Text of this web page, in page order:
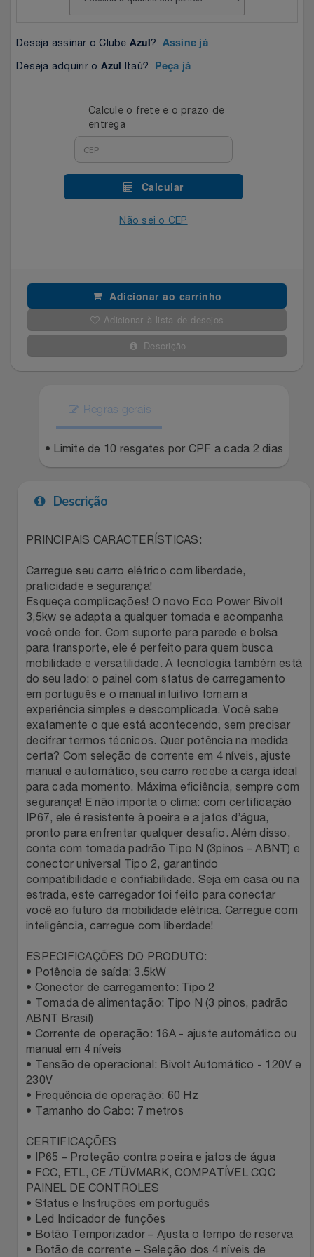
TOP STORE 8.8
Cosméticos
Eletrodomésticos
Filmes
Informática
Jogos E Consoles
Móveis
Natal
Notebooks E Tablet
Papelaria
Páscoa
Perfumaria
Perfume
Perfumes
Relógios
Saúde E Bem-Estar
Utilidades Industriais
Electrolux
Jbl
Lity
Loccitane En Provence
Magalu
Multi
Natura
Netshoes
Perfumes & Cosméticos
Ponto Frio
Portal Das Malas
Porto Brasil
Renner
Safe – Escola De Aviação
Stanley Pmi
The Bar
Top Store
Tramontina
Três Corações
Weconnect
Extra
Natura
Netshoes
Ponto Frio
Pontos Por Opiniões
Topstore
Deseja assinar o Clube Azul ? Assine já
Deseja adquirir o Azul Itaú? Peça já
Calcule o frete e o prazo de
entrega
Calcular
Não sei o CEP
Adicionar ao carrinho
Adicionar à lista de desejos
Descrição
Regras gerais
• Limite de 10 resgates por CPF a cada 2 dias
Descrição
PRINCIPAIS CARACTERÍSTICAS:
Carregue seu carro elétrico com liberdade,
praticidade e segurança!
Esqueça complicações! O novo Eco Power Bivolt
3,5kw se adapta a qualquer tomada e acompanha
você onde for. Com suporte para parede e bolsa
para transporte, ele é perfeito para quem busca
mobilidade e versatilidade. A tecnologia também está
do seu lado: o painel com status de carregamento
em português e o manual intuitivo tornam a
experiência simples e descomplicada. Você sabe
exatamente o que está acontecendo, sem precisar
decifrar termos técnicos. Quer potência na medida
certa? Com seleção de corrente em 4 níveis, ajuste
manual e automático, seu carro recebe a carga ideal
para cada momento. Máxima eficiência, sempre com
segurança! E não importa o clima: com certificação
IP67, ele é resistente à poeira e a jatos d’água,
pronto para enfrentar qualquer desafio. Além disso,
conta com tomada padrão Tipo N (3pinos – ABNT) e
conector universal Tipo 2, garantindo
compatibilidade e confiabilidade. Seja em casa ou na
estrada, este carregador foi feito para conectar
você ao futuro da mobilidade elétrica. Carregue com
inteligência, carregue com liberdade!
ESPECIFICAÇÕES DO PRODUTO:
• Potência de saída: 3.5kW
• Conector de carregamento: Tipo 2
• Tomada de alimentação: Tipo N (3 pinos, padrão
ABNT Brasil)
• Corrente de operação: 16A - ajuste automático ou
manual em 4 níveis
• Tensão de operacional: Bivolt Automático - 120V e
230V
• Frequência de operação: 60 Hz
• Tamanho do Cabo: 7 metros
CERTIFICAÇÕES
• IP65 – Proteção contra poeira e jatos de água
• FCC, ETL, CE /TÜVMARK, COMPATÍVEL CQC
PAINEL DE CONTROLES
• Status e Instruções em português
• Led Indicador de funções
• Botão Temporizador – Ajusta o tempo de reserva
• Botão de corrente – Seleção dos 4 níveis de